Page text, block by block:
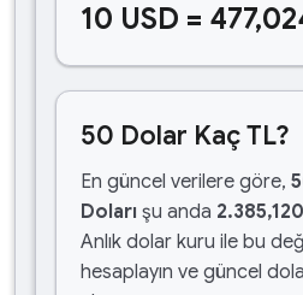
10 USD =
50 Dolar Kaç TL?
En güncel verilere göre,
Doları şu anda
Anlık dolar kuru ile bu
hesaplayın ve güncel